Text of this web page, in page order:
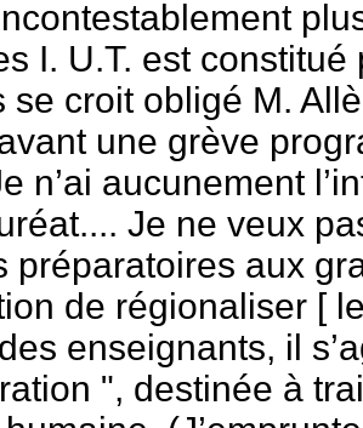
I. U.T. est
se croit obligé M.
une grève
n’ai aucunement
Je ne veux
préparatoires aux
de régionaliser [
enseignants, il
", destinée à